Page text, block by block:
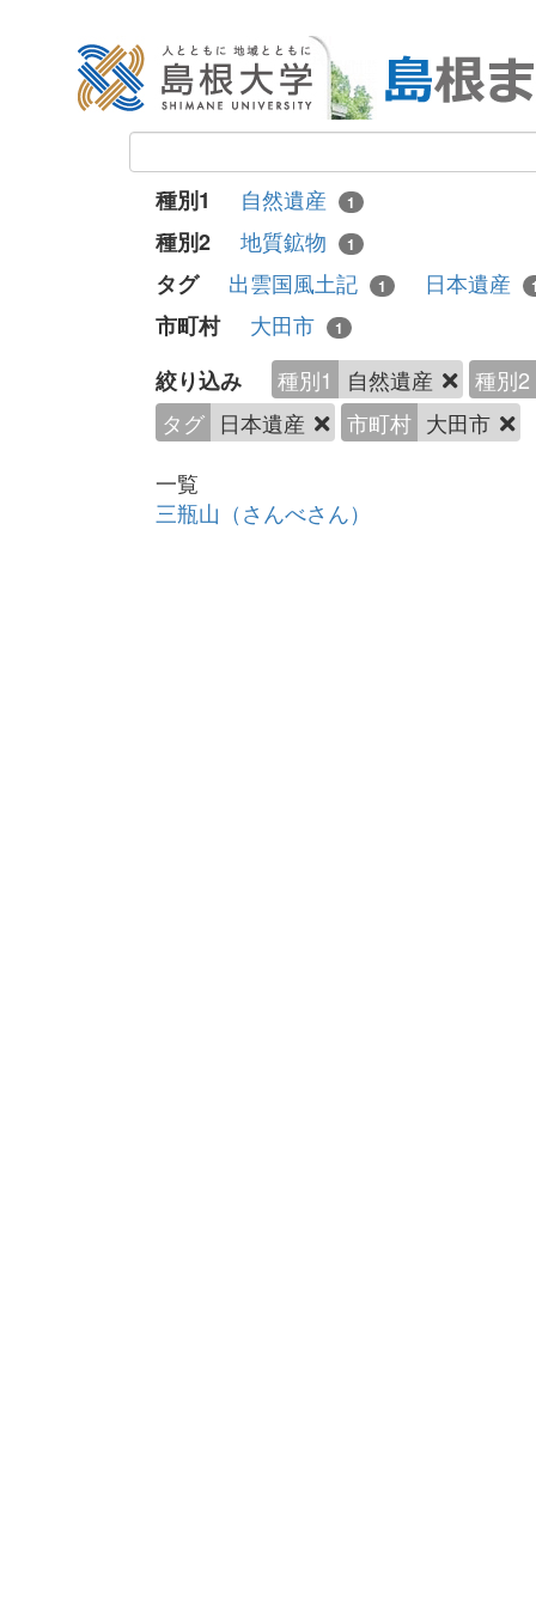
種別1 自然遺産 1
種別2 地質鉱物 1
タグ 出雲国風土記 1 日本遺産
市町村 大田市 1
絞り込み 種別1 自然遺産
種別2
タグ 日本遺産 市町村 大田市
一覧
三瓶山（さんべさん）